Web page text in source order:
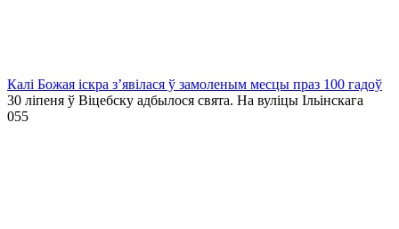
Калі Божая іскра з’явілася ў замоленым месцы праз 100 гадоў
30 ліпеня ў Віцебску адбылося свята. На вуліцы Ільінскага
055